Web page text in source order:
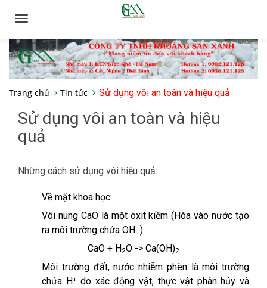
Toggle
Trang chủ Tin tức Sử dụng vôi an toàn và hiệu quả
Sử dụng vôi an toàn và hiệu
quả
Những cách sử dụng vôi hiệu quả:
Về mặt khoa học:
Vôi nung CaO là một oxit kiềm (Hòa vào nước tạo
ra môi trường chứa OH ̄ )
CaO + H2O -> Ca(OH)2
Môi trường đất, nước nhiễm phèn là môi trường
chứa H⁺ do xác động vật, thực vật phân hủy và